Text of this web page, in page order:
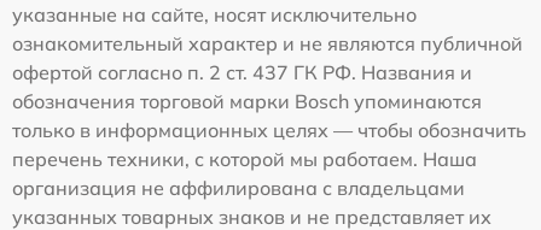
указанные на сайте, носят исключительно
ознакомительный характер и не являются публичной
офертой согласно п. 2 ст. 437 ГК РФ. Названия и
обозначения торговой марки Bosch упоминаются
только в информационных целях — чтобы обозначить
перечень техники, с которой мы работаем. Наша
организация не аффилирована с владельцами
указанных товарных знаков и не представляет их